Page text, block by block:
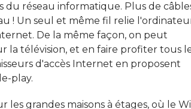
du réseau informatique. Plus de
! Un seul et même fil relie
De la même façon, on peut
la télévision, et en faire profiter tous
d'accès Internet en proposent
play.
les grandes maisons à étages, où le